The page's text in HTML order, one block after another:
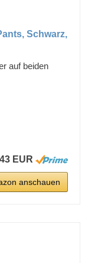
Schwarz,
auf beiden
EUR
anschauen